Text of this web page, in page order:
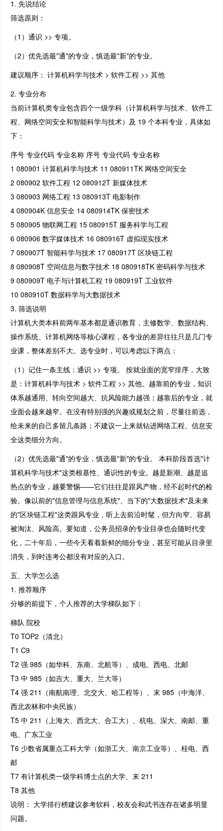
1. 先说结论
筛选原则：
（1）通识 >> 专项。
（2）优先选最"通"的专业，慎选最"新"的专业。
建议顺序： 计算机科学与技术 > 软件工程 >> 其他
2. 专业分布
当前计算机类专业包含四个一级学科（计算机科学与技术、软件工
程、网络空间安全和智能科学与技术）及 19 个本科专业，具体如
下：
序号 专业代码 专业名称 序号 专业代码 专业名称
1 080901 计算机科学与技术 11 080911TK 网络空间安全
2 080902 软件工程 12 080912T 新媒体技术
3 080903 网络工程 13 080913T 电影制作
4 080904K 信息安全 14 080914TK 保密技术
5 080905 物联网工程 15 080915T 服务科学与工程
6 080906 数字媒体技术 16 080916T 虚拟现实技术
7 080907T 智能科学与技术 17 080917T 区块链工程
8 080908T 空间信息与数字技术 18 080918TK 密码科学与技术
9 080909T 电子与计算机工程 19 080919T 工业软件
10 080910T 数据科学与大数据技术
3. 筛选说明
计算机大类本科前两年基本都是通识教育，主修数学、数据结构、
操作系统、计算机网络等核心课程，各专业的差异往往只是几门专
业课，整体差别不大。选专业时，可以考虑以下两点：
（1）记住一条主线：通识 >> 专项。 按就业面的宽窄排序，大致
是：计算机科学与技术 > 软件工程 >> 其他。越靠前的专业，知识
体系越通用、转向空间越大、抗风险能力越强；越靠后的专业，就
业面会越来越窄。在没有特别强的兴趣或规划之前，尽量往前选，
给未来的自己多留几条路；不建议一上来就钻进网络工程、信息安
全这类细分方向。
（2）优先选最"通"的专业，慎选最"新"的专业。 本科阶段首选"计
算机科学与技术"这类根基性、通识性的专业。越是新潮、越是追
热点的专业，越要警惕——它们往往是跟风产物，经不起时代的检
验。像以前的"信息管理与信息系统"、当下的"大数据技术"及未来
的"区块链工程"这类跟风专业，听上去前沿时髦，但方向窄、容易
被淘汰、风险高。要知道，公务员招录的专业目录也会随时代变
化，二十年后，一些今天看着新鲜的细分专业，甚至可能从目录里
消失，到时连考公都没有对应的入口。
五、大学怎么选
1. 推荐顺序
分够的前提下，个人推荐的大学梯队如下：
梯队 院校
T0 TOP2（清北）
T1 C9
T2 强 985（如华科、东南、北航等）、成电、西电、北邮
T3 中 985（如吉大、重大、兰大等）
T4 强 211（南航南理、北交大、哈工程等）、末 985（中海洋、
西北农林和中央民族）
T5 中 211（上海大、西北大、合工大）、杭电、深大、南邮、重
电、广东工业
T6 少数省属重点工科大学（如浙工大、南京工业等）、桂电、西
邮
T7 有计算机类一级学科博士点的大学、末 211
T8 其他
说明： 大学排行榜建议参考软科，校友会和武书连存在诸多明显
问题。